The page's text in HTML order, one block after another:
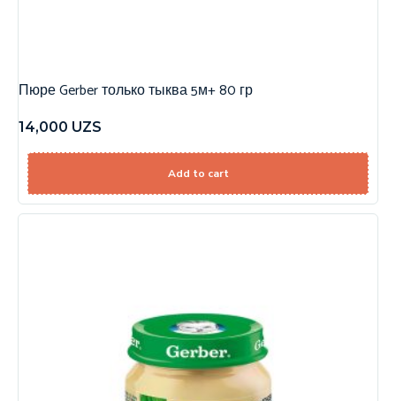
Пюре Gerber только тыква 5м+ 80 гр
14,000 UZS
Add to cart